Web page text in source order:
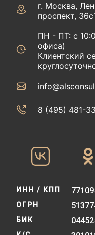
г. Москва,
проспект,
ПН - ПТ: с
офиса)
Клиентский
8 (495) 481-
ИНН / КПП
ОГРН
БИК